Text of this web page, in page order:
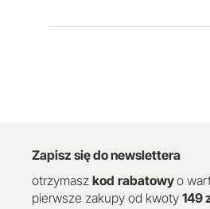
Zapisz się do newslettera
otrzymasz kod rabatowyo
pierwsze zakupy od kwoty 149